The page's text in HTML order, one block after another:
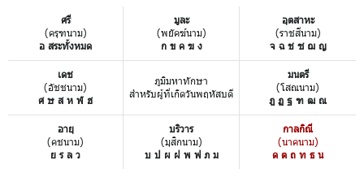
ศรี
(ครุฑนาม)
อ สระทั้งหมด
มูละ
(พยัคฆ์นาม)
ก ข ค ฆ ง
อุตสาหะ
(ราชสีนาม)
จ ฉ ช ซ ฌ ญ
เดช
(อัชชนาม)
ศ ษ ส ห ฬ ฮ
ภูมิมหาทักษา
สำหรับผู้ที่เกิดวันพฤหัสบดี
มนตรี
(โสณนาม)
ฎ ฏ ฐ ฑ ฒ ณ
อายุ
(คชนาม)
ย ร ล ว
บริวาร
(มุสิกนาม)
บ ป ผ ฝ พ ฟ ภ ม
กาลกิณี
(นาคนาม)
ด ต ถ ท ธ น